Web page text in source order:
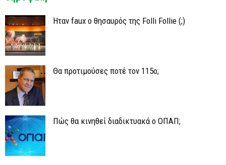
Ήταν faux ο θησαυρός της Folli Follie (;)
Θα προτιμούσες ποτέ τον 115ο;
Πώς θα κινηθεί διαδικτυακά ο ΟΠΑΠ;